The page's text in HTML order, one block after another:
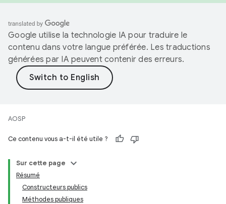
Google utilise la technologie IA pour traduire le
contenu dans votre langue préférée. Les traductions
générées par IA peuvent contenir des erreurs.
AOSP
Ce contenu vous a-t-il été utile ?
Sur cette page
Résumé
Constructeurs publics
Méthodes publiques